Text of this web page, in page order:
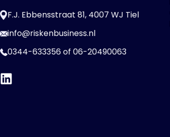
F.J. Ebbensstraat 81, 4007 WJ Tiel
info@riskenbusiness.nl
0344-633356of 06-20490063